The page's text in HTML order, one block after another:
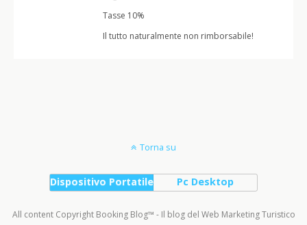
Tasse 10%
Il tutto naturalmente non rimborsabile!
Torna su
Dispositivo Portatile Pc Desktop
All content Copyright Booking Blog™ - Il blog del Web Marketing Turistico